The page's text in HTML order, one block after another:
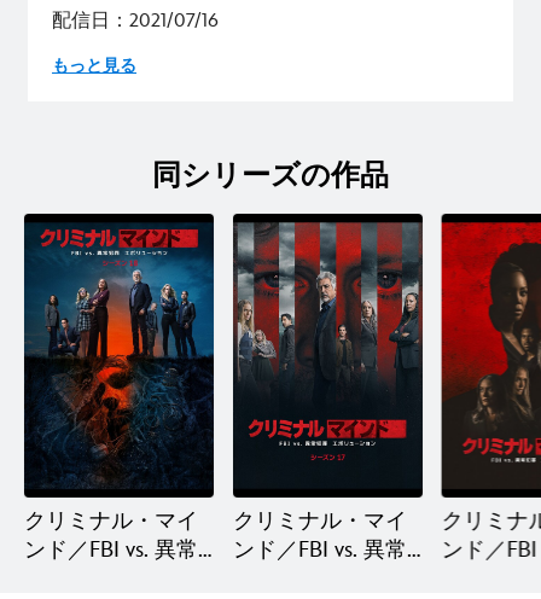
配信日：2021/07/16
もっと見る
同シリーズの作品
クリミナル・マイ
ンド／FBI vs. 異常
クリミナル・マイ
ンド／FBI vs. 異常
クリミナ
ンド／